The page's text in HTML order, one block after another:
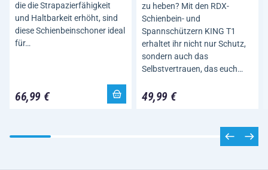
die die Strapazierfähigkeit
und Haltbarkeit erhöht, sind
diese Schienbeinschoner ideal
für…
66,99 €
zu heben? Mit den RDX-
Schienbein- und
Spannschützern KING T1
erhaltet ihr nicht nur Schutz,
sondern auch das
Selbstvertrauen, das euch…
49,99 €